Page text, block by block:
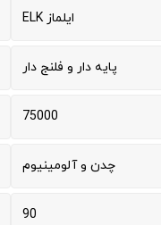
ایلماز ELK
پایه دار و فلنج دار
75000
چدن و آلومینیوم
90